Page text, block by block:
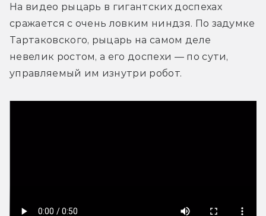
На видео рыцарь в гигантских доспехах
сражается с очень ловким ниндзя. По задумке
Тартаковского, рыцарь на самом деле
невелик ростом, а его доспехи — по сути,
управляемый им изнутри робот.